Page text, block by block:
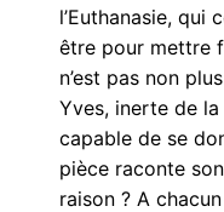
l’Euthanasie, qui
être pour mettre
n’est pas non
Yves, inerte de la
capable de se
pièce raconte
raison ? A